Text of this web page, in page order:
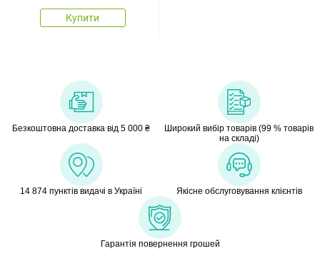
Купити
Безкоштовна доставка від 5 000 ₴
Широкий вибір товарів (99 % товарів
на складі)
14 874 пунктів видачі в Україні Якісне обслуговування клієнтів
Гарантія повернення грошей